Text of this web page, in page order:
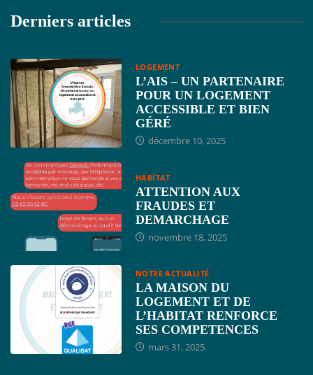
Derniers articles
LOGEMENT
L’AIS – UN PARTENAIRE
POUR UN LOGEMENT
ACCESSIBLE ET BIEN
GÉRÉ
décembre 10, 2025
HABITAT
ATTENTION AUX
FRAUDES ET
DEMARCHAGE
novembre 18, 2025
NOTRE ACTUALITÉ
LA MAISON DU
LOGEMENT ET DE
L’HABITAT RENFORCE
SES COMPETENCES
mars 31, 2025